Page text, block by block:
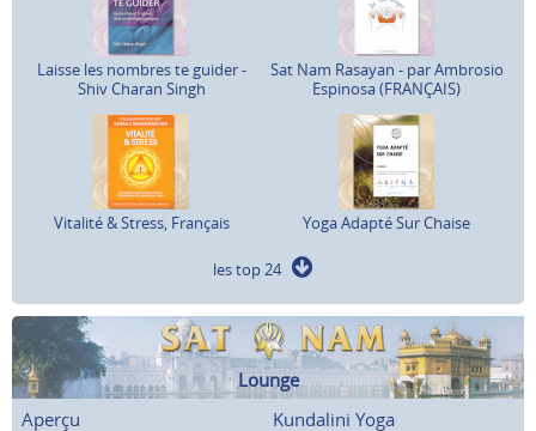
Laisse les nombres te guider -
Shiv Charan Singh
Sat Nam Rasayan - par Ambrosio
Espinosa (FRANÇAIS)
Vitalité & Stress, Français Yoga Adapté Sur Chaise
les top 24
Lounge
Aperçu
Kundalini Yoga